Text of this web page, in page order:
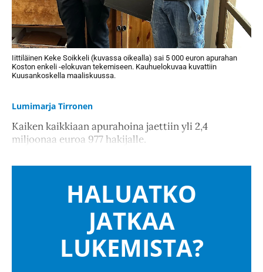
Iittiläinen Keke Soikkeli (kuvassa oikealla) sai 5 000 euron apurahan
Koston enkeli -elokuvan tekemiseen. Kauhuelokuvaa kuvattiin
Kuusankoskella maaliskuussa.
Lumimarja Tirronen
Kaiken kaikkiaan apurahoina jaettiin yli 2,4
miljoonaa euroa 977 hakijalle.
HALUATKO
JATKAA
LUKEMISTA?